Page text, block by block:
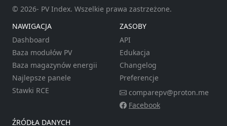
© 2026- PV Index. Wszelkie prawa zastrzeżone.
NAWIGACJA
Dashboard
Baza modułów PV
Baza magazynów energii
Najlepsze panele
Stawki RCE
ZASOBY
API
Edukacja
Changelog
Preferencje
comparepv@proton.me
Facebook
ŹRÓDŁA DANYCH